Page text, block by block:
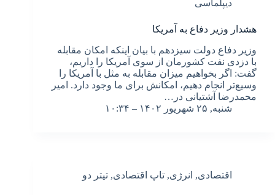
دیپلماسی
هشدار وزیر دفاع به آمریکا
وزیر دفاع دولت سیزدهم با بیان اینکه امکان مقابله
با دزدی نفت کشورمان از سوی آمریکا را داریم،
گفت: اگر بخواهیم میزان مقابله به مثل با آمریکا را
وسیع‌تر انجام دهیم، امکانش برای ما وجود دارد. امیر
محمدرضا آشتیانی در…
شنبه, ۲۵ شهریور ۱۴۰۲ – ۱۰:۳۴
اقتصادی, انرژی, تاپ اقتصادی, تیتر دو